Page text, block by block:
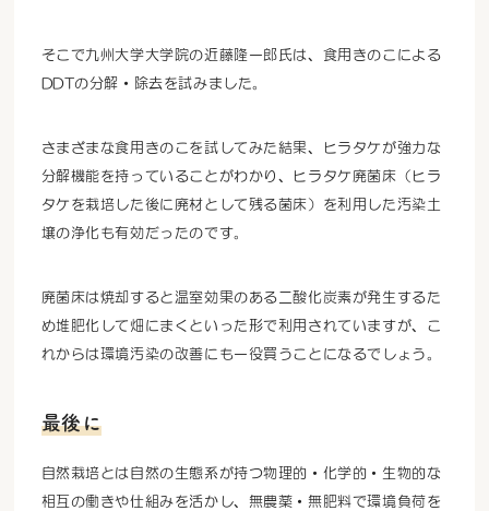
そこで九州大学大学院の近藤隆一郎氏は、食用きのこによる
DDTの分解・除去を試みました。
さまざまな食用きのこを試してみた結果、ヒラタケが強力な
分解機能を持っていることがわかり、ヒラタケ廃菌床（ヒラ
タケを栽培した後に廃材として残る菌床）を利用した汚染土
壌の浄化も有効だったのです。
廃菌床は焼却すると温室効果のある二酸化炭素が発生するた
め堆肥化して畑にまくといった形で利用されていますが、こ
れからは環境汚染の改善にも一役買うことになるでしょう。
最後に
自然栽培とは自然の生態系が持つ物理的・化学的・生物的な
相互の働きや仕組みを活かし、無農薬・無肥料で環境負荷を